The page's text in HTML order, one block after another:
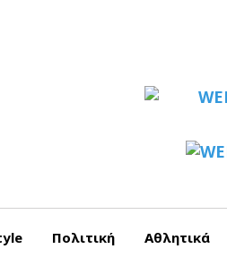
Πολιτική Αθλητικά